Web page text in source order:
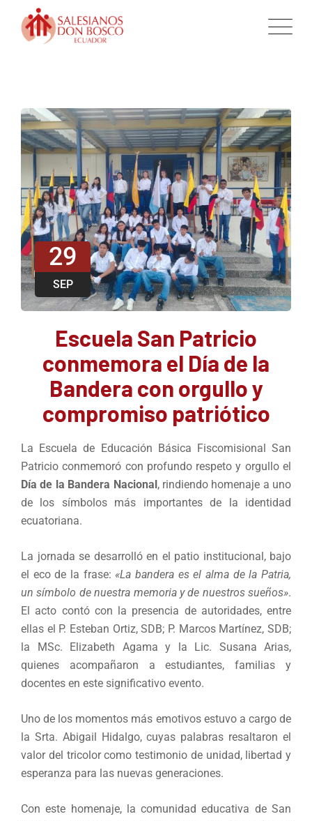
29
SEP
Escuela San Patricio
conmemora el Día de la
Bandera con orgullo y
compromiso patriótico
La Escuela de Educación Básica Fiscomisional San
Patricio conmemoró con profundo respeto y orgullo el
Día de la Bandera Nacional, rindiendo homenaje a uno
de los símbolos más importantes de la identidad
ecuatoriana.
La jornada se desarrolló en el patio institucional, bajo
el eco de la frase: «La bandera es el alma de la Patria,
un símbolo de nuestra memoria y de nuestros sueños».
El acto contó con la presencia de autoridades, entre
ellas el P. Esteban Ortiz, SDB; P. Marcos Martínez, SDB;
la MSc. Elizabeth Agama y la Lic. Susana Arias,
quienes acompañaron a estudiantes, familias y
docentes en este significativo evento.
Uno de los momentos más emotivos estuvo a cargo de
la Srta. Abigail Hidalgo, cuyas palabras resaltaron el
valor del tricolor como testimonio de unidad, libertad y
esperanza para las nuevas generaciones.
Con este homenaje, la comunidad educativa de San